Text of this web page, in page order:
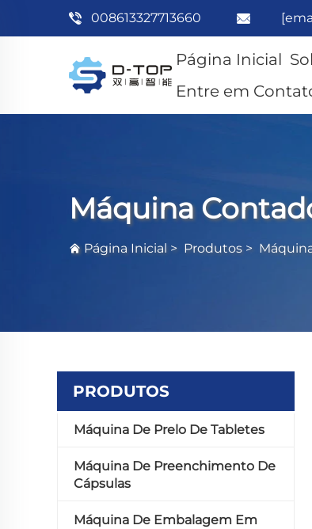
008613327713660
Página Inicial
Entre em
Máquina
Página Inicial > Produtos >
PRODUTOS
Máquina De Prelo De Tabletes
Máquina De Preenchimento De
Cápsulas
Máquina De Embalagem Em